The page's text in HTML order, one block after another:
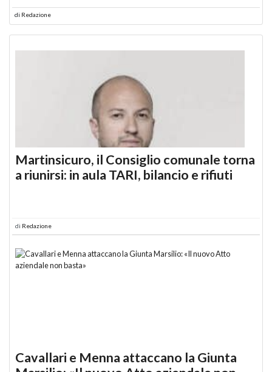
di Redazione
Martinsicuro, il Consiglio comunale torna
a riunirsi: in aula TARI, bilancio e rifiuti
di Redazione
Cavallari e Menna attaccano la Giunta